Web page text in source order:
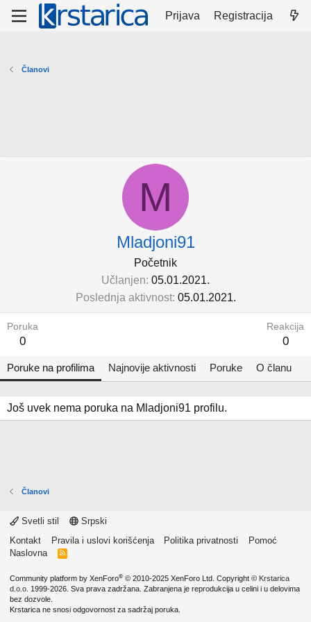
Prijava Registracija
Članovi
M
Mladjoni91
Početnik
Učlanjen 05.01.2021.
Poslednja aktivnost 05.01.2021.
Poruka
0
Reakcija
0
Poruke na profilima Najnovije aktivnosti Poruke O članu
Još uvek nema poruka na Mladjoni91 profilu.
Članovi
Svetli stil
Srpski
Kontakt
Pravila i uslovi korišćenja Politika privatnosti
Pomoć
Naslovna
R
Community platform by XenForo® © 2010-2025 XenForo Ltd. Copyright © Krstarica
d.o.o. 1999-2026. Sva prava zadržana. Zabranjena je reprodukcija u celini i u delovima
bez dozvole.
Krstarica ne snosi odgovornost za sadržaj poruka.